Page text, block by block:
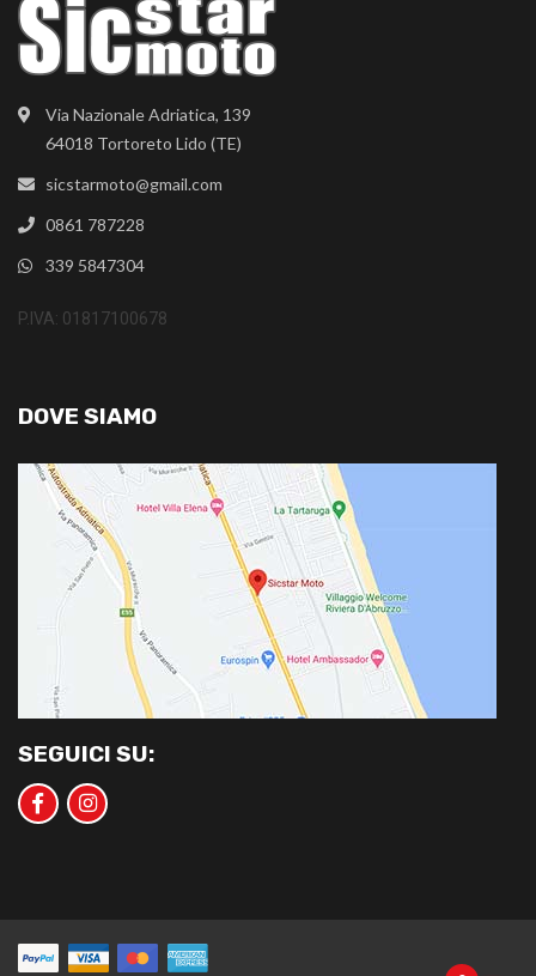
Via Nazionale Adriatica, 139
64018 Tortoreto Lido (TE)
sicstarmoto@gmail.com
0861 787228
339 5847304
P.IVA: 01817100678
DOVE SIAMO
SEGUICI SU: